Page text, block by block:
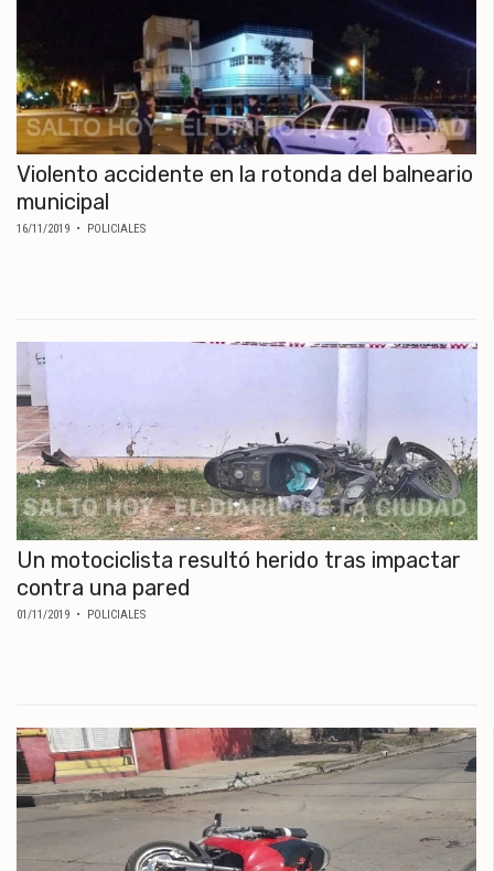
Violento accidente en la rotonda del balneario
municipal
16/11/2019 • POLICIALES
Un motociclista resultó herido tras impactar
contra una pared
01/11/2019 • POLICIALES